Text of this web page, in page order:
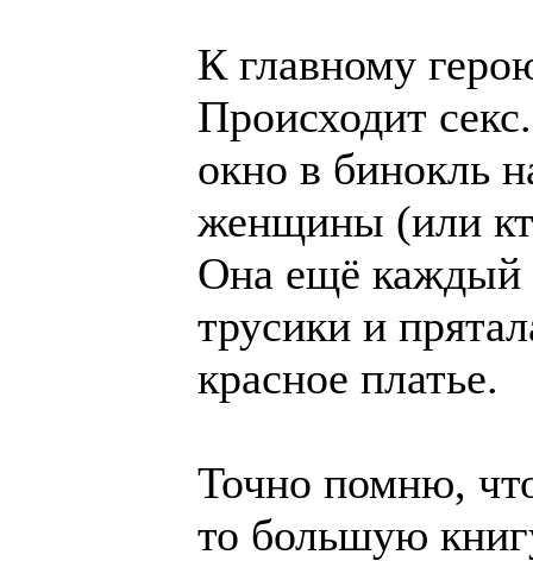
К главному
Происходит
окно в бинокль
женщины (или
Она ещё каждый
трусики и
красное платье.
Точно помню,
то большую